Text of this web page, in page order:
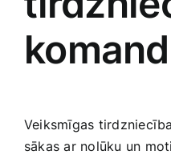
Veiksmīgas
sākas ar nolūku un